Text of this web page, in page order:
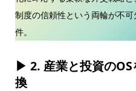
制度の信頼性という両輪が不
件。
▶ 2. 産業と投資の
換